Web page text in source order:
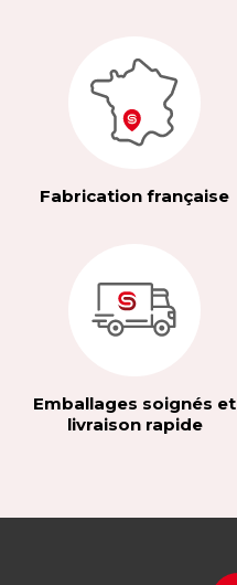
Fabrication française
Emballages soignés et
livraison rapide